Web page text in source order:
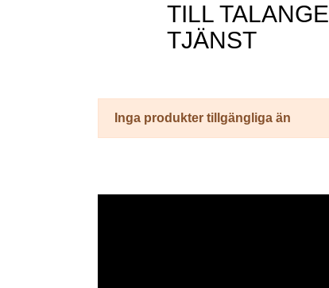
TILL
TJÄNST
Inga produkter tillgängliga än